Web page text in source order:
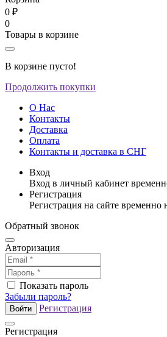
0 ₽
0
Товары в корзине
В корзине пусто!
Продолжить покупки
О Нас
Контакты
Доставка
Оплата
Контакты и доставка в СНГ
Вход
Вход в личный кабинет
Регистрация
Регистрация на сайте
Обратный звонок
Авторизация
Показать пароль
Забыли пароль?
Войти Регистрация
Регистрация